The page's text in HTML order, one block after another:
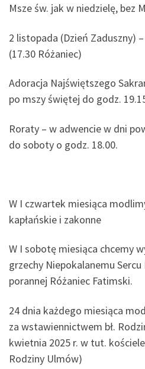
Msze św. jak w niedzielę, bez
2 listopada (Dzień Zaduszny)
(17.30 Różaniec)
Adoracja Najświętszego
po mszy świętej do godz.
Roraty – w adwencie w dni
do soboty o godz. 18.00.
W I czwartek miesiąca
kapłańskie i zakonne
W I sobotę miesiąca chcemy
grzechy Niepokalanemu Sercu
porannej Różaniec Fatimski.
24 dnia każdego miesiąca
za wstawiennictwem bł.
kwietnia 2025 r. w tut.
Rodziny Ulmów)